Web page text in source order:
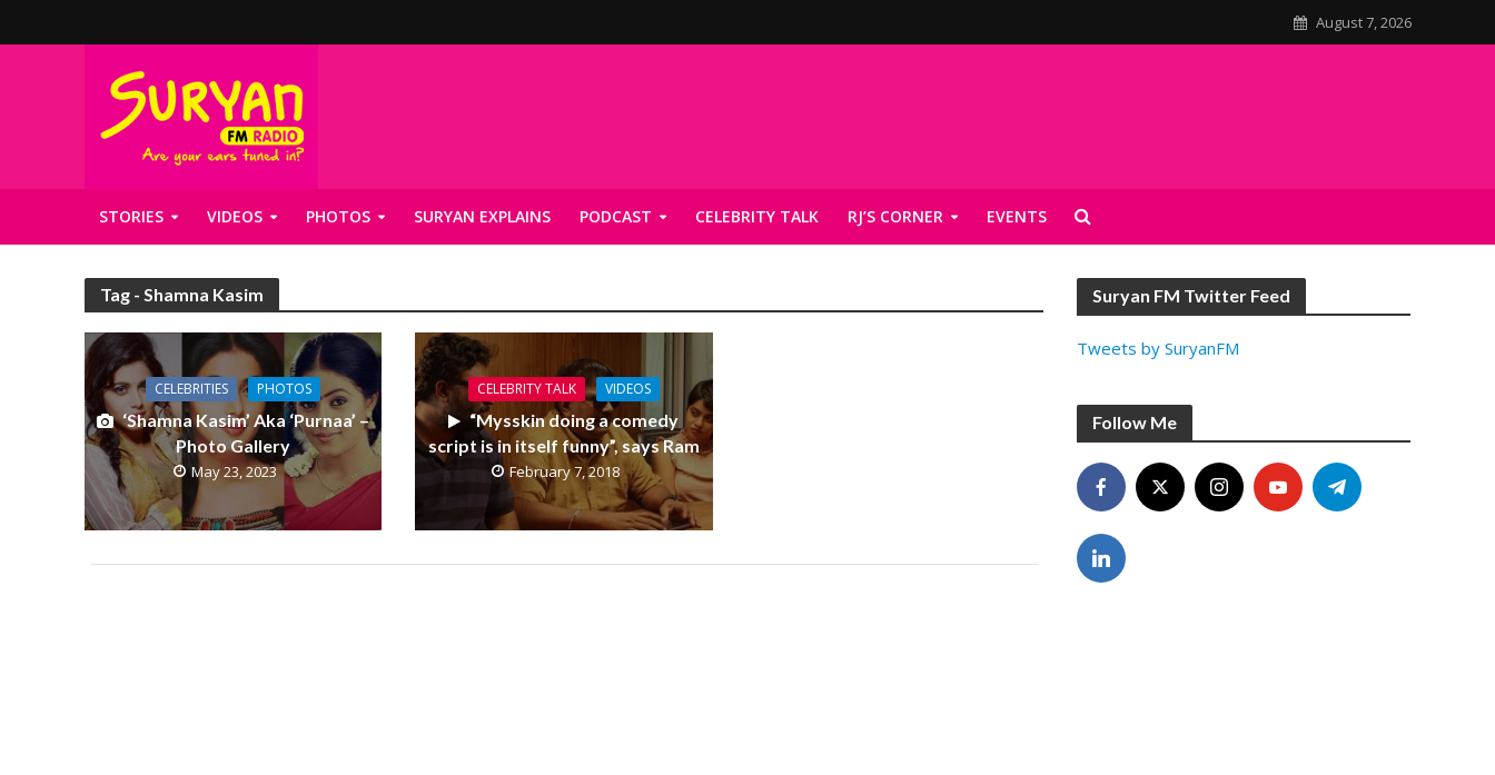
August 7, 2026
STORIES VIDEOS PHOTOS SURYAN EXPLAINS PODCAST CELEBRITY TALK RJ’S CORNER EVENTS
Tag - Shamna Kasim
CELEBRITIES PHOTOS
‘Shamna Kasim’ Aka ‘Purnaa’ –
Photo Gallery
May 23, 2023
CELEBRITY TALK VIDEOS
“Mysskin doing a comedy
script is in itself funny”, says Ram
February 7, 2018
Suryan FM Twitter Feed
Tweets by SuryanFM
Follow Me